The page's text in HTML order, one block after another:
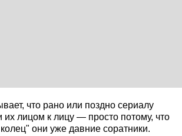
что рано или поздно сериалу
их лицом к лицу — просто потому, что
они уже давние соратники.